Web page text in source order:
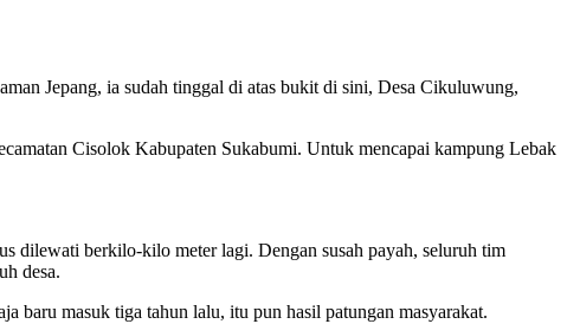
Jepang, ia sudah tinggal di atas bukit di sini, Desa Cikuluwung,
Cisolok Kabupaten Sukabumi. Untuk mencapai kampung Lebak
dilewati berkilo-kilo meter lagi. Dengan susah payah, seluruh tim
desa.
baru masuk tiga tahun lalu, itu pun hasil patungan masyarakat.